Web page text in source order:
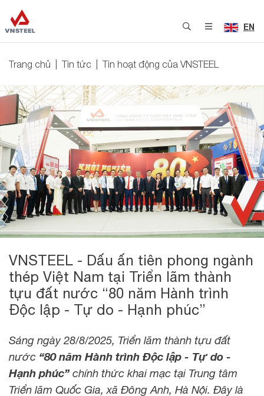
EN
Trang chủ Tin tức Tin hoạt động của VNSTEEL
VNSTEEL - Dấu ấn tiên phong ngành
thép Việt Nam tại Triển lãm thành
tựu đất nước “80 năm Hành trình
Độc lập - Tự do - Hạnh phúc”
Sáng ngày 28/8/2025, Triển lãm thành tựu đất
nước “80 năm Hành trình Độc lập - Tự do -
Hạnh phúc”chính thức khai mạc tại Trung tâm
Triển lãm Quốc Gia, xã Đông Anh, Hà Nội. Đây là